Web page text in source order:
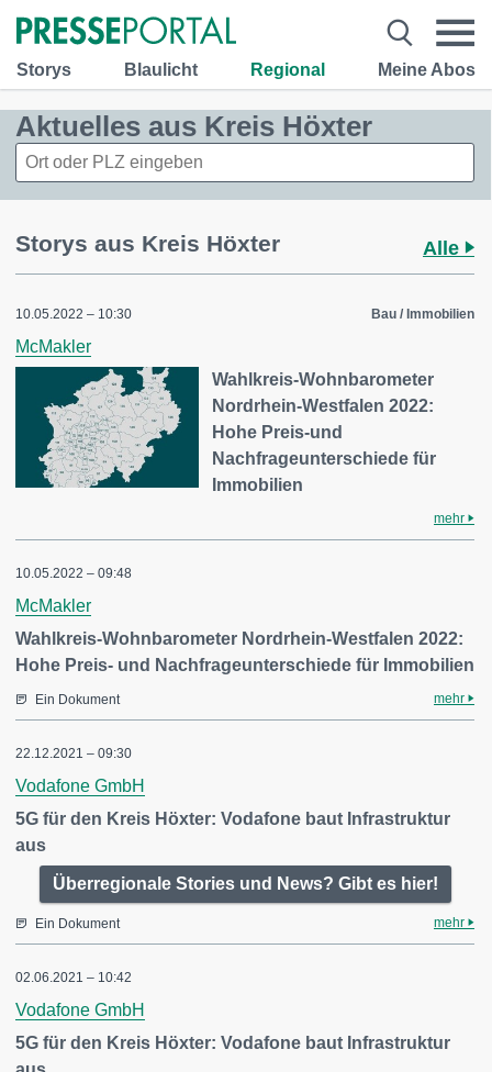
Storys Blaulicht Regional Meine Abos
Aktuelles aus Kreis Höxter
Storys aus Kreis Höxter Alle
10.05.2022 – 10:30 Bau / Immobilien
McMakler
Wahlkreis-Wohnbarometer
Nordrhein-Westfalen 2022:
Hohe Preis-und
Nachfrageunterschiede für
Immobilien
mehr
10.05.2022 – 09:48
McMakler
Wahlkreis-Wohnbarometer Nordrhein-Westfalen 2022:
Hohe Preis- und Nachfrageunterschiede für Immobilien
Ein Dokument mehr
22.12.2021 – 09:30
Vodafone GmbH
5G für den Kreis Höxter: Vodafone baut Infrastruktur
aus
Überregionale Stories und News? Gibt es hier!
Ein Dokument mehr
02.06.2021 – 10:42
Vodafone GmbH
5G für den Kreis Höxter: Vodafone baut Infrastruktur